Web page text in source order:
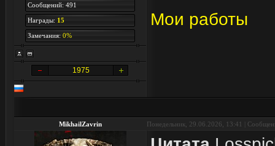
Сообщений: 491
Награды: 15
Замечания: 0%
1975
Мои работы
MikhailZavrin Понедельник, 29.06.2026, 13:41 |